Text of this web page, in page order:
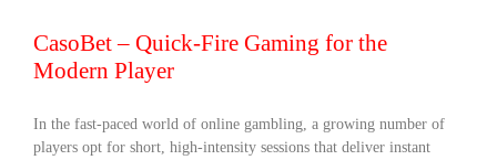
CasoBet – Quick‑Fire Gaming for the
Modern Player
In the fast‑paced world of online gambling, a growing number of
players opt for short, high‑intensity sessions that deliver instant